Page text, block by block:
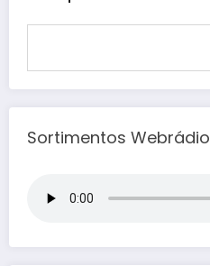
Sortimentos Webrádio